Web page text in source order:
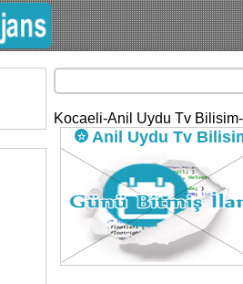
Kocaeli-Anil Uydu Tv
Anil Uydu Tv
Elektrik Elektronik / Kocaeli